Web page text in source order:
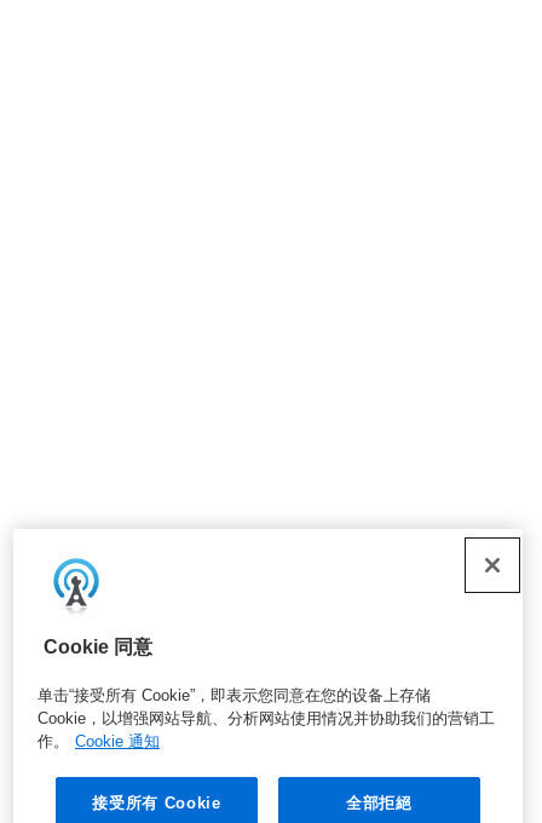
Cookie 同意
单击“接受所有 Cookie”，即表示您同意在您的设备上存储
Cookie，以增强网站导航、分析网站使用情况并协助我们的营销工
作。
Cookie 通知
接受所有 Cookie 全部拒絕